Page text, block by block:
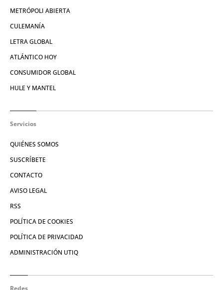
METRÓPOLI ABIERTA
CULEMANÍA
LETRA GLOBAL
ATLÁNTICO HOY
CONSUMIDOR GLOBAL
HULE Y MANTEL
Servicios
QUIÉNES SOMOS
SUSCRÍBETE
CONTACTO
AVISO LEGAL
RSS
POLÍTICA DE COOKIES
POLÍTICA DE PRIVACIDAD
ADMINISTRACIÓN UTIQ
Redes